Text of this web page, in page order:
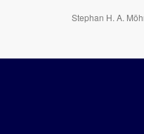
Stephan H. A.